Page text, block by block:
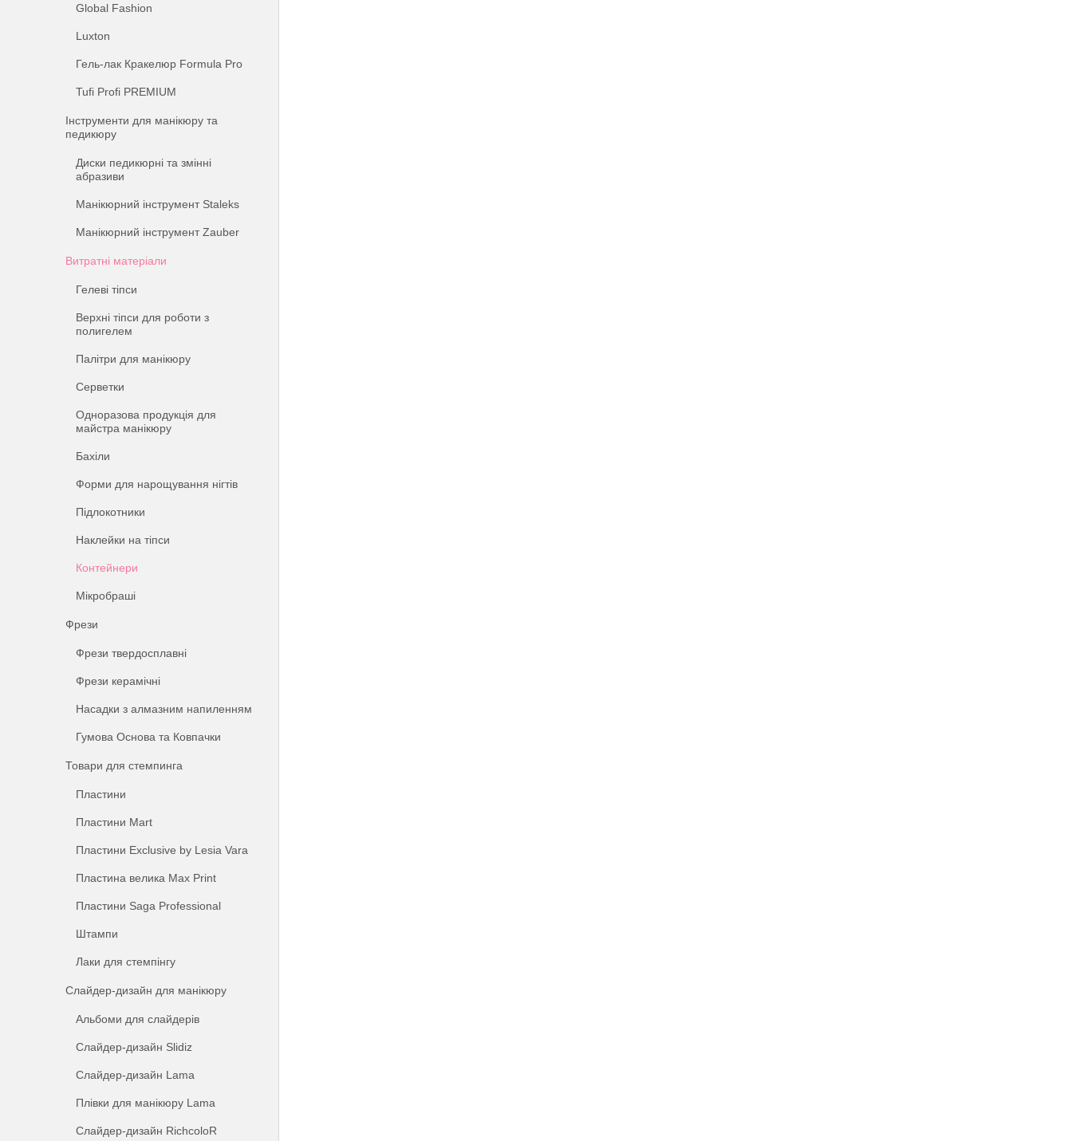
Global Fashion
Luxton
Гель-лак Кракелюр Formula Pro
Tufi Profi PREMIUM
Інструменти для манікюру та
педикюру
Диски педикюрні та змінні
абразиви
Манікюрний інструмент Staleks
Манікюрний інструмент Zauber
Витратні матеріали
Гелеві тіпси
Верхні тіпси для роботи з
полигелем
Палітри для манікюру
Серветки
Одноразова продукція для
майстра манікюру
Бахіли
Форми для нарощування нігтів
Підлокотники
Наклейки на тіпси
Контейнери
Мікробраші
Фрези
Фрези твердосплавні
Фрези керамічні
Насадки з алмазним напиленням
Гумова Основа та Ковпачки
Товари для стемпинга
Пластини
Пластини Mart
Пластини Exclusive by Lesia Vara
Пластина велика Max Print
Пластини Saga Professional
Штампи
Лаки для стемпінгу
Слайдер-дизайн для манікюру
Альбоми для слайдерів
Слайдер-дизайн Slidiz
Слайдер-дизайн Lama
Плівки для манікюру Lama
Слайдер-дизайн RichcoloR